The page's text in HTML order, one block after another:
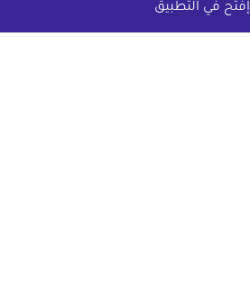
إفتح في التطبيق
أضف عقارك مجانا